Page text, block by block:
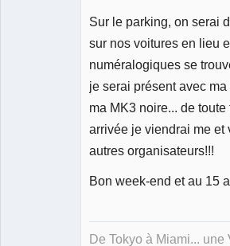
Sur le parking, on serai
sur nos voitures en lieu
numéralogiques se
je serai présent avec
ma MK3 noire... de
arrivée je viendrai me et
autres organisateurs!!!
Bon week-end et au 15
De Tokyo à Miami... une